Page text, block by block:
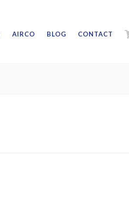
AIRCO BLOG CONTACT